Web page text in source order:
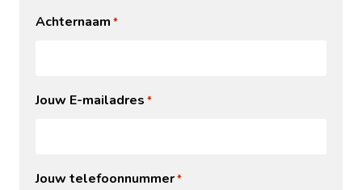
Achternaam *
Jouw E-mailadres *
Jouw telefoonnummer*